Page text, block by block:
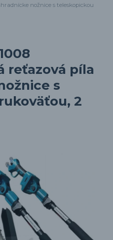
nožnice s teleskopickou
reťazová píla
s
2